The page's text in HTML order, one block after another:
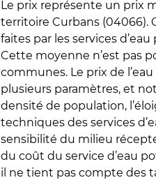
Le prix représente un prix
territoire Curbans (04066).
faites par les services
Cette moyenne n’est pas
communes. Le prix de
plusieurs paramètres, et
densité de population,
techniques des services
sensibilité du milieu
du coût du service d’eau
il ne tient pas compte des